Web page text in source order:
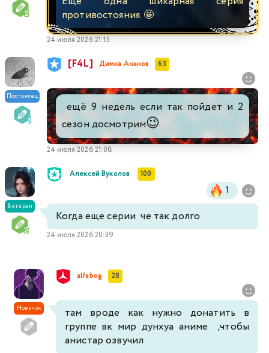
противостояния. 🤩
24 июля 2026 21:15
Постоялец
[F4L] Димка Ананов 63
ещё 9 недель если так пойдет и 2
сезон досмотрим😉
24 июля 2026 21:08
Ветеран
Алексей Вуколов 100
1
Когда еще серии че так долго
24 июля 2026 20:39
Новичок
alfabog 28
там вроде как нужно донатить в
группе вк мир дунхуа аниме ,чтобы
анистар озвучил